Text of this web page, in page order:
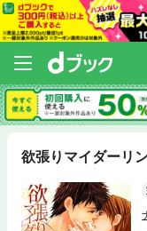
欲張りマイダーリ